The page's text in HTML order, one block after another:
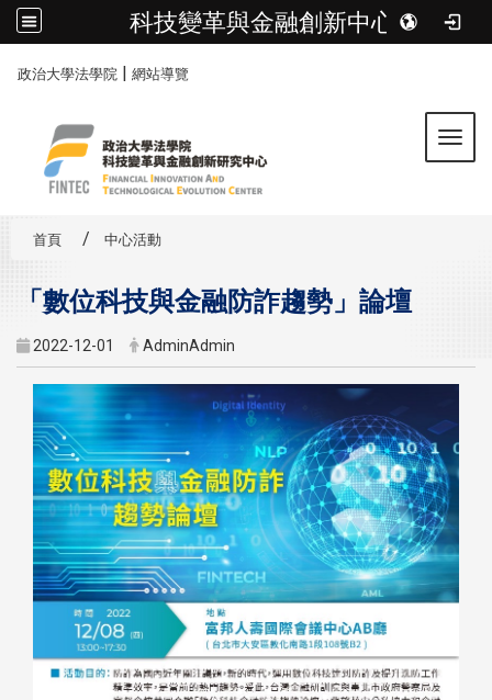
科技變革與金融創新中心
政治大學法學院 | 網站導覽
首頁 中心活動
「數位科技與金融防詐趨勢」論壇
2022-12-01 AdminAdmin